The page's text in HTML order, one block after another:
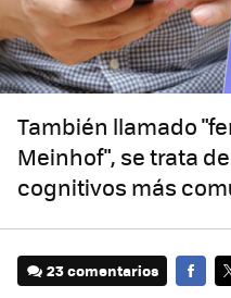
También llamado
Meinhof", se trata
cognitivos más
23 comentarios